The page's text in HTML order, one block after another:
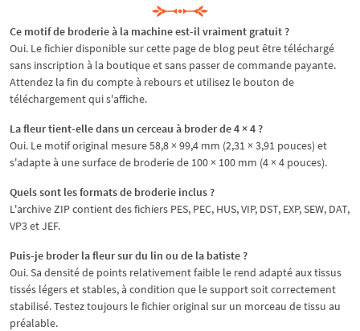
Ce motif de broderie à la machine est-il vraiment gratuit ?
Oui. Le fichier disponible sur cette page de blog peut être téléchargé
sans inscription à la boutique et sans passer de commande payante.
Attendez la fin du compte à rebours et utilisez le bouton de
téléchargement qui s'affiche.
La fleur tient-elle dans un cerceau à broder de 4 × 4 ?
Oui. Le motif original mesure 58,8 × 99,4 mm (2,31 × 3,91 pouces) et
s'adapte à une surface de broderie de 100 × 100 mm (4 × 4 pouces).
Quels sont les formats de broderie inclus ?
L'archive ZIP contient des fichiers PES, PEC, HUS, VIP, DST, EXP, SEW, DAT,
VP3 et JEF.
Puis-je broder la fleur sur du lin ou de la batiste ?
Oui. Sa densité de points relativement faible le rend adapté aux tissus
tissés légers et stables, à condition que le support soit correctement
stabilisé. Testez toujours le fichier original sur un morceau de tissu au
préalable.